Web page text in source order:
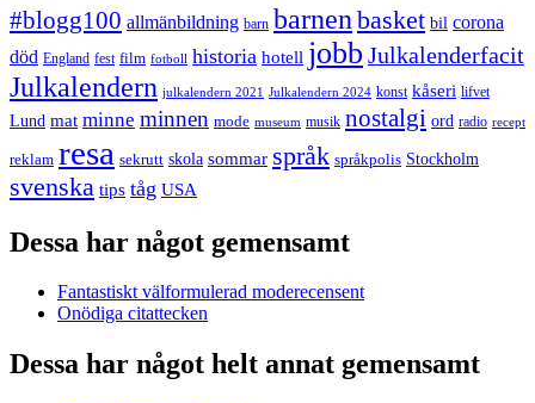
#blogg100 allmänbildning barn barnen basket bil corona
död England fest film fotboll historia hotell jobb Julkalenderfacit
Julkalendern julkalendern 2021 Julkalendern 2024 konst kåseri lifvet
Lund mat minne minnen mode museum musik nostalgi ord radio recept
reklam resa sekrutt skola sommar språk språkpolis Stockholm
svenska tips tåg USA
Dessa har något gemensamt
Fantastiskt välformulerad moderecensent
Onödiga citattecken
Dessa har något helt annat gemensamt